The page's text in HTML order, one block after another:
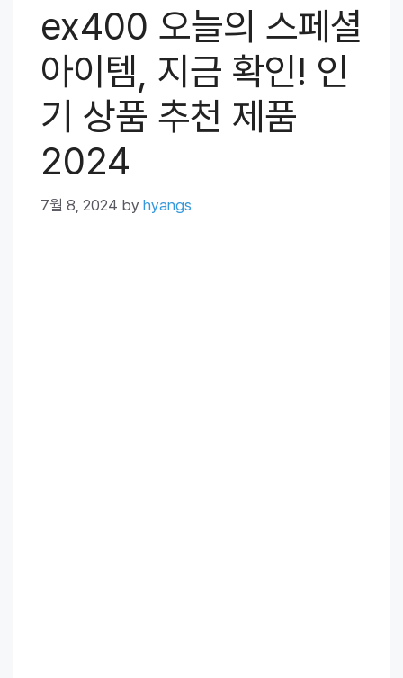
ex400 오늘의 스페셜
아이템, 지금 확인! 인
기 상품 추천 제품
2024
7월 8, 2024 by hyangs